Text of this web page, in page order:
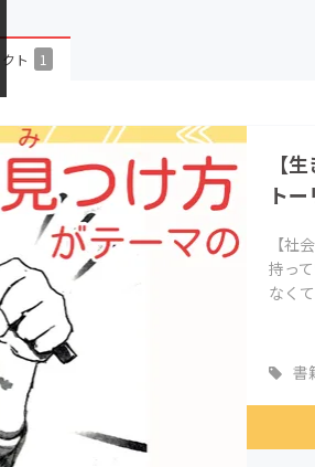
CAMPFIRE for Social Good
CAMPFIREふるさと納税
ト 1
【
ト
【社
持っ
なく
書